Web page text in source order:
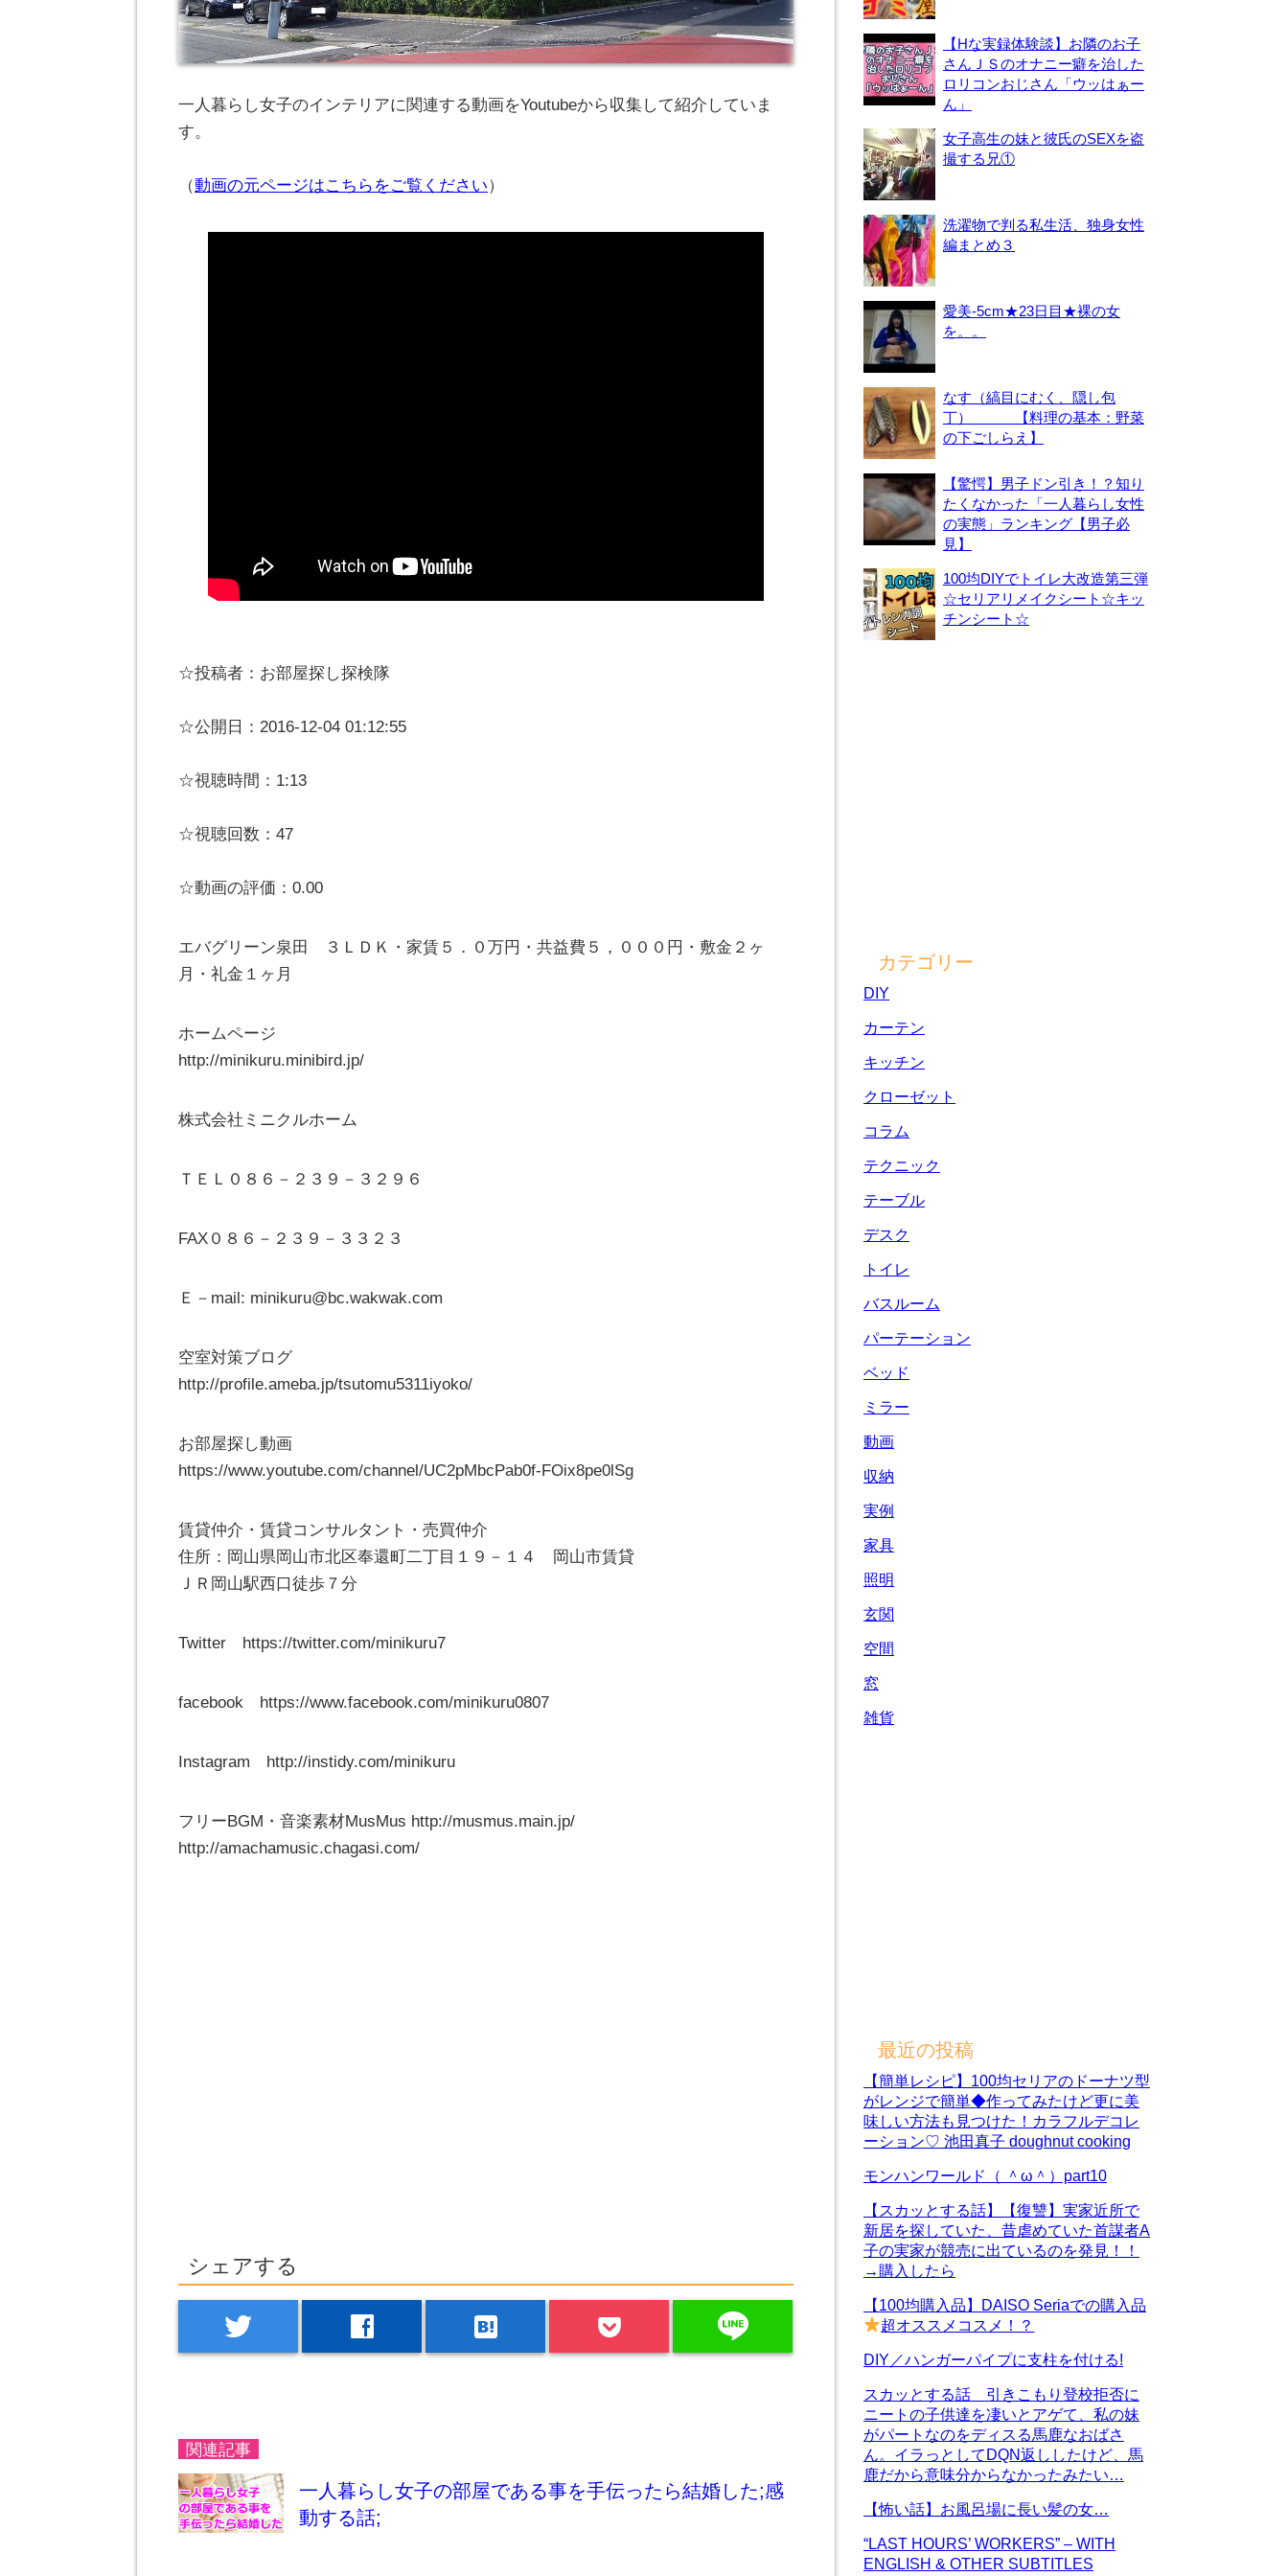
一人暮らし女子のインテリアに関連する動画をYoutubeから収集して紹介していま
す。
（動画の元ページはこちらをご覧ください）
☆投稿者：お部屋探し探検隊
☆公開日：2016-12-04 01:12:55
☆視聴時間：1:13
☆視聴回数：47
☆動画の評価：0.00
エバグリーン泉田 ３ＬＤＫ・家賃５．０万円・共益費５，０００円・敷金２ヶ
月・礼金１ヶ月
ホームページ
http://minikuru.minibird.jp/
株式会社ミニクルホーム
ＴＥＬ０８６－２３９－３２９６
FAX０８６－２３９－３３２３
Ｅ－mail: minikuru@bc.wakwak.com
空室対策ブログ
http://profile.ameba.jp/tsutomu5311iyoko/
お部屋探し動画
https://www.youtube.com/channel/UC2pMbcPab0f-FOix8pe0lSg
賃貸仲介・賃貸コンサルタント・売買仲介
住所：岡山県岡山市北区奉還町二丁目１９－１４ 岡山市賃貸
ＪＲ岡山駅西口徒歩７分
Twitter https://twitter.com/minikuru7
facebook https://www.facebook.com/minikuru0807
Instagram http://instidy.com/minikuru
フリーBGM・音楽素材MusMus http://musmus.main.jp/
http://amachamusic.chagasi.com/
シェアする
twitter facebook hatenabookmark line
関連記事
一人暮らし女子の部屋である事を手伝ったら結婚した;感
動する話;
【Hな実録体験談】お隣のお子
さんＪＳのオナニー癖を治した
ロリコンおじさん「ウッはぁー
ん」
女子高生の妹と彼氏のSEXを盗
撮する兄①
洗濯物で判る私生活、独身女性
編まとめ３
愛美-5cm★23日目★裸の女
を。。
なす（縞目にむく、隠し包
丁） 【料理の基本：野菜
の下ごしらえ】
【驚愕】男子ドン引き！？知り
たくなかった「一人暮らし女性
の実態」ランキング【男子必
見】
100均DIYでトイレ大改造第三弾
☆セリアリメイクシート☆キッ
チンシート☆
カテゴリー
DIY
カーテン
キッチン
クローゼット
コラム
テクニック
テーブル
デスク
トイレ
バスルーム
パーテーション
ベッド
ミラー
動画
収納
実例
家具
照明
玄関
空間
窓
雑貨
最近の投稿
【簡単レシピ】100均セリアのドーナツ型
がレンジで簡単◆作ってみたけど更に美
味しい方法も見つけた！カラフルデコレ
ーション♡ 池田真子 doughnut cooking
モンハンワールド（ ＾ω＾）part10
【スカッとする話】【復讐】実家近所で
新居を探していた、昔虐めていた首謀者A
子の実家が競売に出ているのを発見！！
→購入したら
【100均購入品】DAISO Seriaでの購入品
超オススメコスメ！？
DIY／ハンガーパイプに支柱を付ける!
スカッとする話 引きこもり登校拒否に
ニートの子供達を凄いとアゲて、私の妹
がパートなのをディスる馬鹿なおばさ
ん。イラっとしてDQN返ししたけど、馬
鹿だから意味分からなかったみたい…
【怖い話】お風呂場に長い髪の女…
“LAST HOURS’ WORKERS” – WITH
ENGLISH & OTHER SUBTITLES